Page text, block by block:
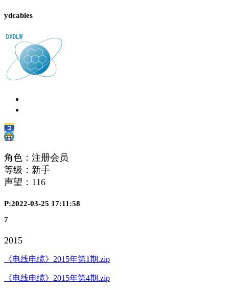
ydcables
角色：注册会员
等级：新手
声望： 116
P:2022-03-25 17:11:58
7
2015
《电线电缆》2015年第1期.zip
《电线电缆》2015年第4期.zip